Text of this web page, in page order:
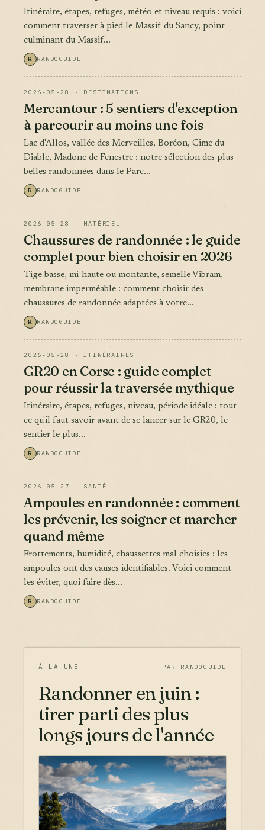
Itinéraire, étapes, refuges, météo et niveau requis : voici
comment traverser à pied le Massif du Sancy, point
culminant du Massif...
R RANDOGUIDE
2026-05-28 · DESTINATIONS
Mercantour : 5 sentiers d'exception
à parcourir au moins une fois
Lac d'Allos, vallée des Merveilles, Boréon, Cime du
Diable, Madone de Fenestre : notre sélection des plus
belles randonnées dans le Parc...
R RANDOGUIDE
2026-05-28 · MATÉRIEL
Chaussures de randonnée : le guide
complet pour bien choisir en 2026
Tige basse, mi-haute ou montante, semelle Vibram,
membrane imperméable : comment choisir des
chaussures de randonnée adaptées à votre...
R RANDOGUIDE
2026-05-28 · ITINÉRAIRES
GR20 en Corse : guide complet
pour réussir la traversée mythique
Itinéraire, étapes, refuges, niveau, période idéale : tout
ce qu'il faut savoir avant de se lancer sur le GR20, le
sentier le plus...
R RANDOGUIDE
2026-05-27 · SANTÉ
Ampoules en randonnée : comment
les prévenir, les soigner et marcher
quand même
Frottements, humidité, chaussettes mal choisies : les
ampoules ont des causes identifiables. Voici comment
les éviter, quoi faire dès...
R RANDOGUIDE
À LA UNE PAR RANDOGUIDE
Randonner en juin :
tirer parti des plus
longs jours de l'année